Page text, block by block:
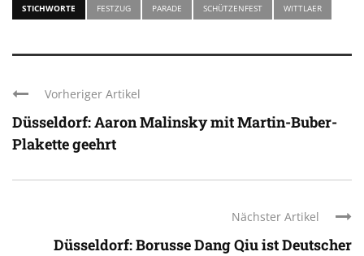
STICHWORTE FESTZUG PARADE SCHÜTZENFEST WITTLAER
Vorheriger Artikel
Düsseldorf: Aaron Malinsky mit Martin-Buber-
Plakette geehrt
Nächster Artikel
Düsseldorf: Borusse Dang Qiu ist Deutscher